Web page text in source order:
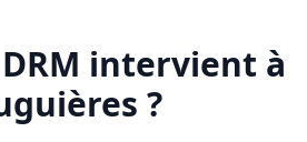
intervient à
?